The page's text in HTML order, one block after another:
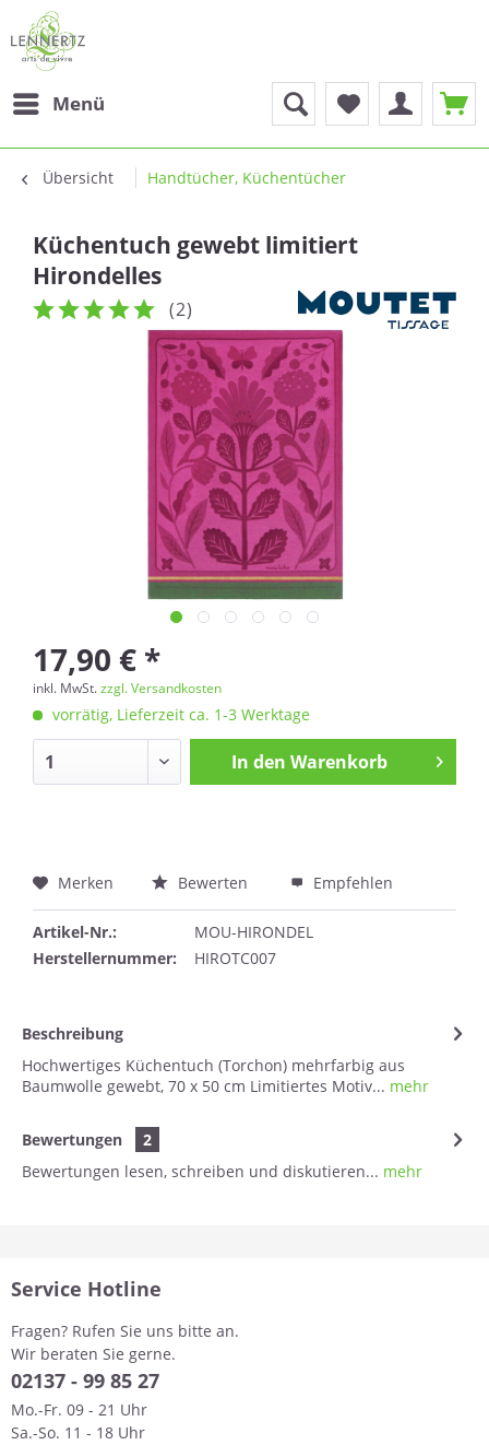
Menü
Übersicht Handtücher, Küchentücher
Küchentuch gewebt limitiert
Hirondelles
(2)
17,90 € *
inkl. MwSt.zzgl. Versandkosten
vorrätig, Lieferzeit ca. 1-3 Werktage
In den Warenkorb
Merken Bewerten Empfehlen
Artikel-Nr.:
MOU-HIRONDEL
Herstellernummer:
HIROTC007
Beschreibung
Hochwertiges Küchentuch (Torchon) mehrfarbig aus
Baumwolle gewebt, 70 x 50 cm Limitiertes Motiv... mehr
Bewertungen
2
Bewertungen lesen, schreiben und diskutieren... mehr
Service Hotline
Fragen? Rufen Sie uns bitte an.
Wir beraten Sie gerne.
02137 - 99 85 27
Mo.-Fr. 09 - 21 Uhr
Sa.-So. 11 - 18 Uhr